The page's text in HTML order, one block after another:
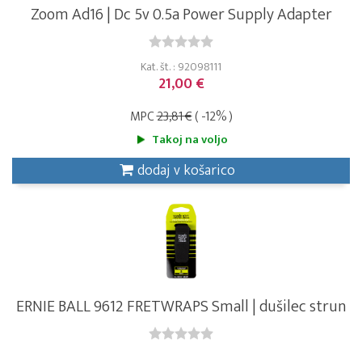
Zoom Ad16 | Dc 5v 0.5a Power Supply Adapter
Kat. št. : 92098111
21,00 €
MPC23,81 €( -12% )
Takoj na voljo
dodaj v košarico
ERNIE BALL 9612 FRETWRAPS Small | dušilec strun